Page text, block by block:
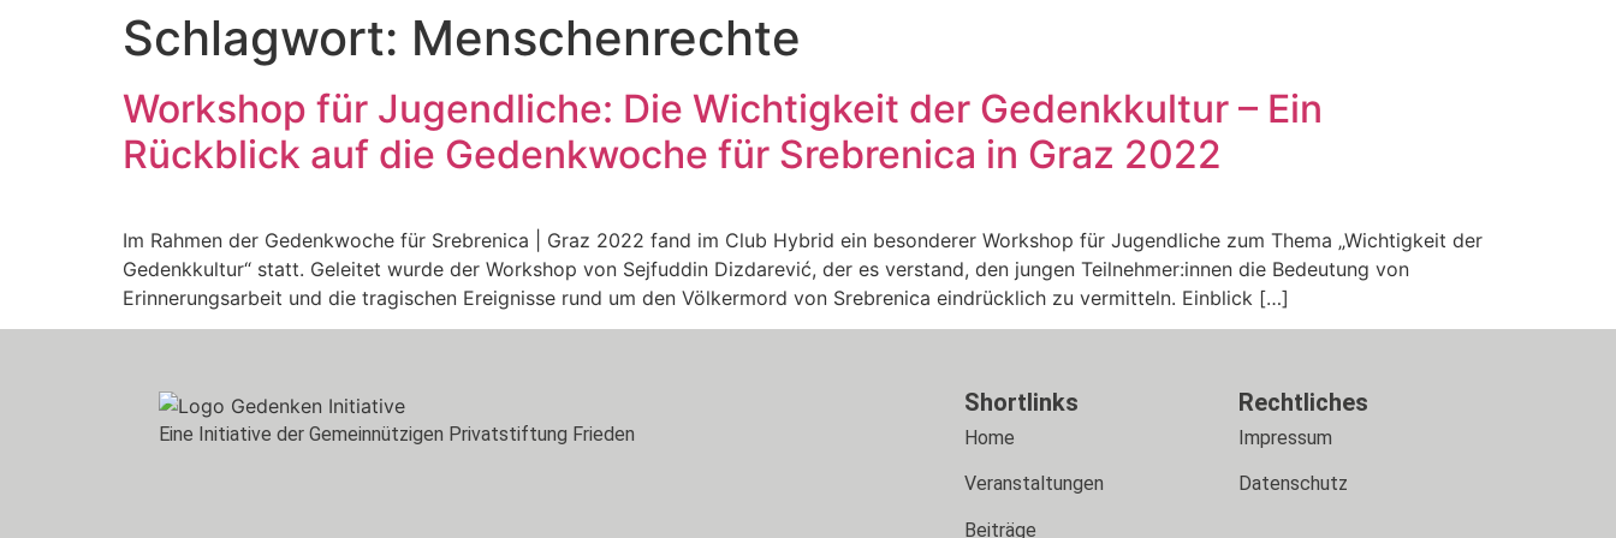
Schlagwort: Menschenrechte
Workshop für Jugendliche: Die Wichtigkeit der Gedenkkultur – Ein
Rückblick auf die Gedenkwoche für Srebrenica in Graz 2022
Im Rahmen der Gedenkwoche für Srebrenica | Graz 2022 fand im Club Hybrid ein besonderer Workshop für Jugendliche zum Thema „Wichtigkeit der
Gedenkkultur“ statt. Geleitet wurde der Workshop von Sejfuddin Dizdarević, der es verstand, den jungen Teilnehmer:innen die Bedeutung von
Erinnerungsarbeit und die tragischen Ereignisse rund um den Völkermord von Srebrenica eindrücklich zu vermitteln. Einblick […]
Eine Initiative der Gemeinnützigen Privatstiftung Frieden
Shortlinks
Home
Veranstaltungen
Beiträge
Rechtliches
Impressum
Datenschutz